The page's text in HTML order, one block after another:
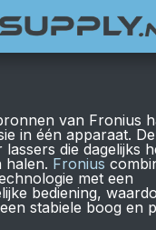
van Fronius
in één apparaat.
die dagelijks
halen. Fronius
met een
bediening,
stabiele boog en